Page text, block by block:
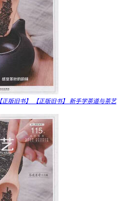
正版旧书】 【正版旧书】 新手学茶道与茶艺